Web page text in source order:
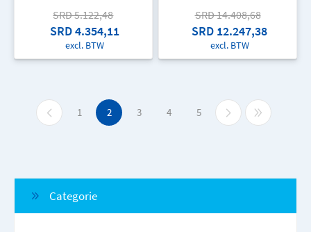
SRD 5.122,48
SRD 4.354,11
excl. BTW
SRD 14.408,68
SRD 12.247,38
excl. BTW
1 2 3 4 5
Categorie